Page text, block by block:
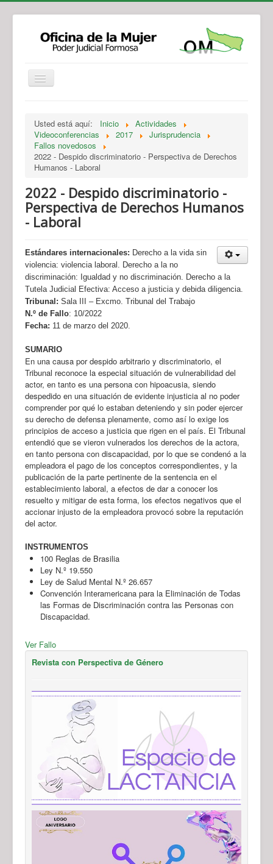
Legislación
Novedades
Recursos y Servicios de Atención
Usted está aquí: Inicio
Actividades
Videoconferencias
2017
Jurisprudencia
Fallos novedosos
2022 - Despido discriminatorio - Perspectiva de Derechos
Humanos - Laboral
2022 - Despido discriminatorio -
Perspectiva de Derechos Humanos
- Laboral
Estándares internacionales: Derecho a la vida sin
violencia: violencia laboral. Derecho a la no
discriminación: Igualdad y no discriminación. Derecho a la
Tutela Judicial Efectiva: Acceso a justicia y debida diligencia.
Tribunal: Sala III – Excmo. Tribunal del Trabajo
N.º de Fallo: 10/2022
Fecha: 11 de marzo del 2020.
SUMARIO
En una causa por despido arbitrario y discriminatorio, el
Tribunal reconoce la especial situación de vulnerabilidad del
actor, en tanto es una persona con hipoacusia, siendo
despedido en una situación de evidente injusticia al no poder
comprender por qué lo estaban deteniendo y sin poder ejercer
su derecho de defensa plenamente, como así lo exige los
principios de acceso a justicia que rigen en el país. El Tribunal
entendió que se vieron vulnerados los derechos de la actora,
en tanto persona con discapacidad, por lo que se condenó a la
empleadora el pago de los conceptos correspondientes, y la
publicación de la parte pertinente de la sentencia en el
establecimiento laboral, a efectos de dar a conocer los
resuelto y mitigar de esta forma, los efectos negativos que el
accionar injusto de la empleadora provocó sobre la reputación
del actor.
INSTRUMENTOS
100 Reglas de Brasilia
Ley N.º 19.550
Ley de Salud Mental N.º 26.657
Convención Interamericana para la Eliminación de Todas
las Formas de Discriminación contra las Personas con
Discapacidad.
Ver Fallo
Revista con Perspectiva de Género